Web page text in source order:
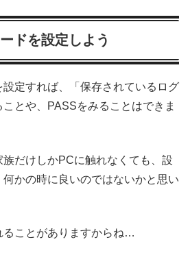
ドを設定しよう
定すれば、「保存されているログ
とや、PASSをみることはできま
だけしかPCに触れなくても、設
かの時に良いのではないかと思い
ることがありますからね…